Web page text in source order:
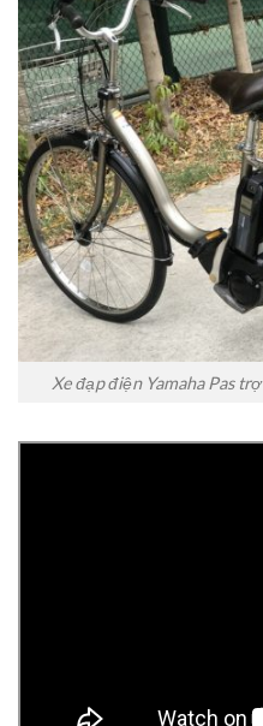
Xe đạp điện Yamaha Pas